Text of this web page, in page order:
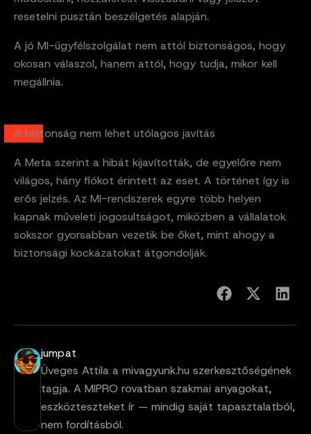
resetelni pusztán beszélgetés alapján.
A jó MI-ügyfélszolgálat nem attól biztonságos, hogy
okosan válaszol, hanem attól, hogy tudja, mikor kell
megállnia.
A biztonság nem lehet utólagos javítás
A Meta szerint a hibát kijavították, de egyelőre nem
világos, hány fiókot érintett az eset. A történet így is
erős jelzés. Az MI-rendszerek egyre több helyen
kapnak műveleti jogosultságot, miközben a vállalatok
sokszor gyorsabban vezetik be őket, mint ahogy a
biztonsági kockázatokat átgondolják.
jumpat
Üveges Attila a mivagyunk.hu szerkesztőségének
tagja. A MIPRO rovatban szakmai anyagokat,
eszközteszteket ír — mindig saját tapasztalatból,
nem fordításból.